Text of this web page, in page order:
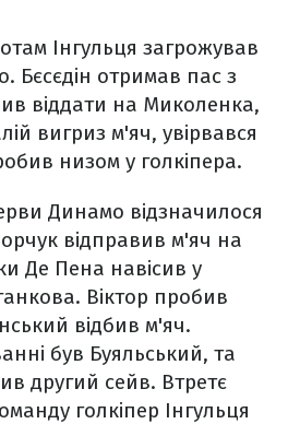
Інгульця загрожував
Бєсєдін отримав пас з
віддати на Миколенка,
вигриз м'яч, увірвався
низом у голкіпера.
Динамо відзначилося
відправив м'яч на
Де Пена навісив у
Віктор пробив
відбив м'яч.
був Буяльський, та
другий сейв. Втретє
голкіпер Інгульця